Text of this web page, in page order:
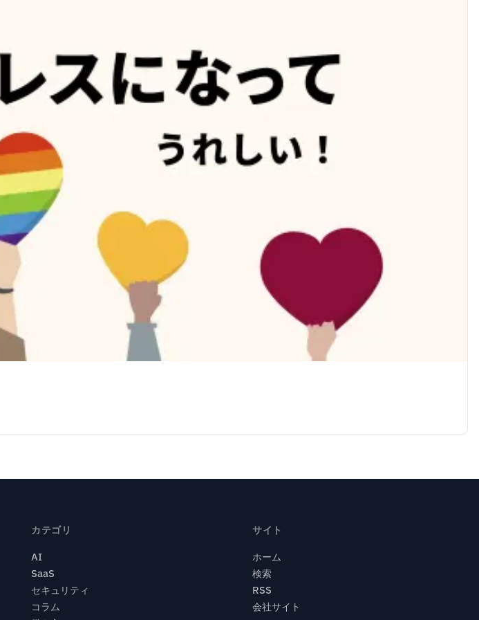
カテゴリ
AI
SaaS
セキュリティ
コラム
サイト
ホーム
検索
RSS
会社サイト